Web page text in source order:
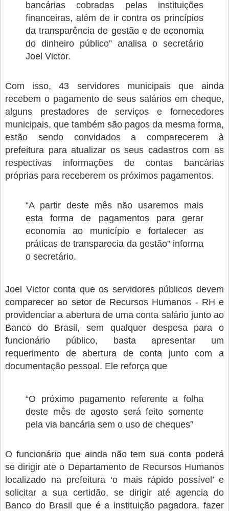
bancárias cobradas pelas instituições
financeiras, além de ir contra os princípios
da transparência de gestão e de economia
do dinheiro público” analisa o secretário
Joel Victor.
Com isso, 43 servidores municipais que ainda
recebem o pagamento de seus salários em cheque,
alguns prestadores de serviços e fornecedores
municipais, que também são pagos da mesma forma,
estão sendo convidados a comparecerem à
prefeitura para atualizar os seus cadastros com as
respectivas informações de contas bancárias
próprias para receberem os próximos pagamentos.
“A partir deste mês não usaremos mais
esta forma de pagamentos para gerar
economia ao município e fortalecer as
práticas de transparecia da gestão” informa
o secretário.
Joel Victor conta que os servidores públicos devem
comparecer ao setor de Recursos Humanos - RH e
providenciar a abertura de uma conta salário junto ao
Banco do Brasil, sem qualquer despesa para o
funcionário público, basta apresentar um
requerimento de abertura de conta junto com a
documentação pessoal. Ele reforça que
“O próximo pagamento referente a folha
deste mês de agosto será feito somente
pela via bancária sem o uso de cheques”
O funcionário que ainda não tem sua conta poderá
se dirigir ate o Departamento de Recursos Humanos
localizado na prefeitura ‘o mais rápido possível’ e
solicitar a sua certidão, se dirigir até agencia do
Banco do Brasil que é a instituição pagadora, fazer